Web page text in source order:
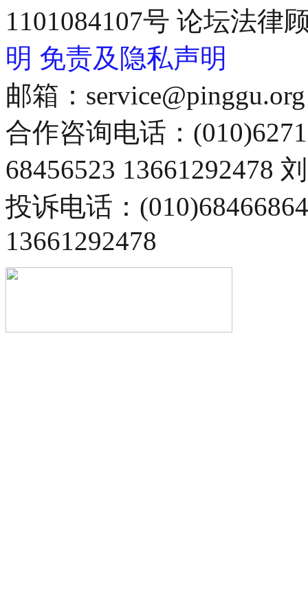
1101084107号 论坛法律
明 免责及隐私声明
邮箱：service@pinggu.org
合作咨询电话：
68456523 13661292478
投诉电话：
13661292478